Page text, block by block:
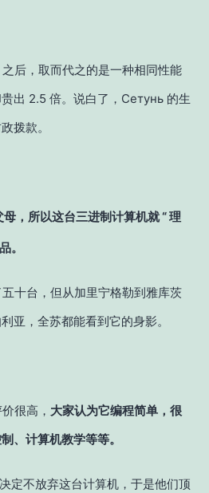
后，取而代之的是一种相同性能
出 2.5 倍。说白了，Сетунь 的生
拨款。
，所以这台三进制计算机就 “ 理
。
十台，但从加里宁格勒到雅库茨
亚，全苏都能看到它的身影。
很高， 大家认为它编程简单，很
、计算机教学等等。
定不放弃这台计算机，于是他们顶